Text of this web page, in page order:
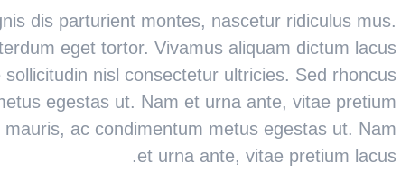
dis parturient montes, nascetur ridiculus mus.
eget tortor. Vivamus aliquam dictum lacus
nisl consectetur ultricies. Sed rhoncus
egestas ut. Nam et urna ante, vitae pretium
ac condimentum metus egestas ut. Nam
et urna ante, vitae pretium lacus.